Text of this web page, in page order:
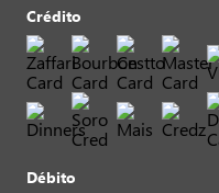
Crédito
Débito